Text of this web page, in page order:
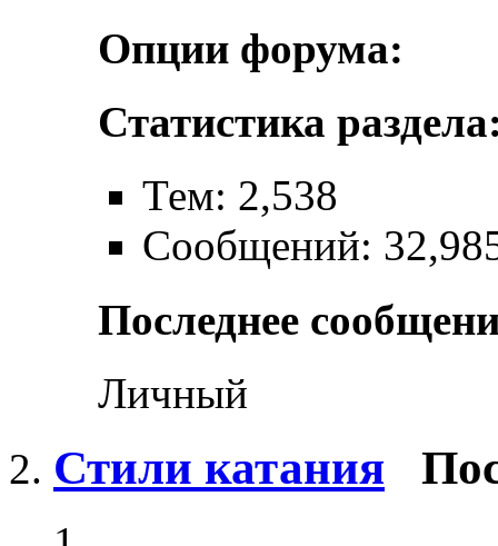
Опции форума:
Статистика
Тем: 2,538
Сообщений:
Последнее
Личный
Стили катания